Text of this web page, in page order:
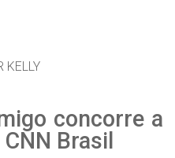
KELLY
concorre a
Brasil